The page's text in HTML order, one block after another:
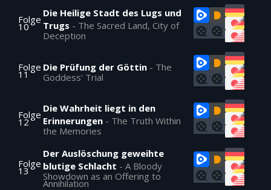
Folge
10
Die Heilige Stadt des Lugs und
Trugs - The Sacred Land, City of
Deception
Folge
11
Die Prüfung der Göttin - The
Goddess' Trial
Folge
12
Die Wahrheit liegt in den
Erinnerungen - The Truth Within
the Memories
Folge
13
Der Auslöschung geweihte
blutige Schlacht - A Bloody
Showdown as an Offering to
Annihilation